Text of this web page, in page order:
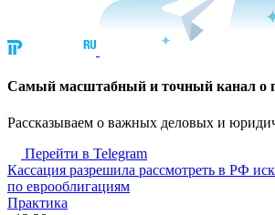
Cамый масштабный и точный канал о
Рассказываем о важных деловых и
Перейти в Telegram
Кассация разрешила рассмотреть в РФ
по еврооблигациям
Практика